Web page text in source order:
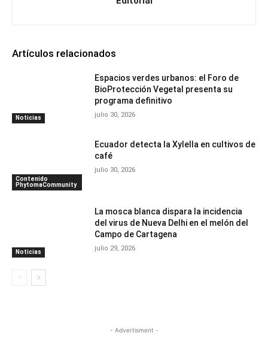
Artículos relacionados
Noticias
Espacios verdes urbanos: el Foro de
BioProtección Vegetal presenta su
programa definitivo
julio 30, 2026
Contenido
PhytomaCommunity
Ecuador detecta la Xylella en cultivos de
café
julio 30, 2026
Noticias
La mosca blanca dispara la incidencia
del virus de Nueva Delhi en el melón del
Campo de Cartagena
julio 29, 2026
- Advertisment -